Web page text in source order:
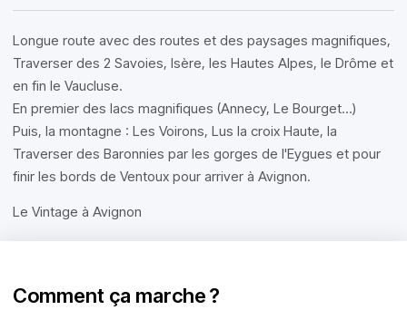
Longue route avec des routes et des paysages magnifiques,
Traverser des 2 Savoies, Isère, les Hautes Alpes, le Drôme et
en fin le Vaucluse.
En premier des lacs magnifiques (Annecy, Le Bourget...)
Puis, la montagne : Les Voirons, Lus la croix Haute, la
Traverser des Baronnies par les gorges de l'Eygues et pour
finir les bords de Ventoux pour arriver à Avignon.
Le Vintage à Avignon
Comment ça marche ?